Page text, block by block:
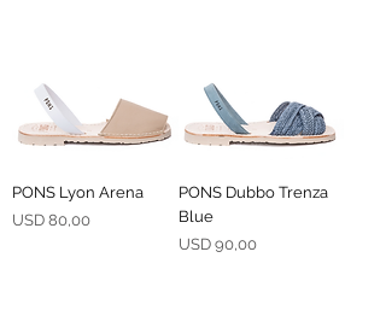
PONS Lyon Arena
Precio
USD 80,00
PONS Dubbo Trenza
Blue
Precio
USD 90,00